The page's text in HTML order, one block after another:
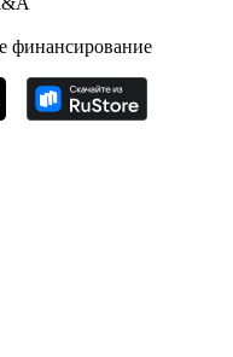
рынку для